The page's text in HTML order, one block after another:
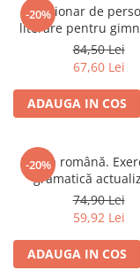
-20%
Dicționar de
literare pentru
liceu. 135 de84,50 Lei
67,60 Lei
ADAUGA IN COS
-20%
Limba română.
gramatică
Explicate și
74,90 Lei
59,92 Lei
ADAUGA IN COS